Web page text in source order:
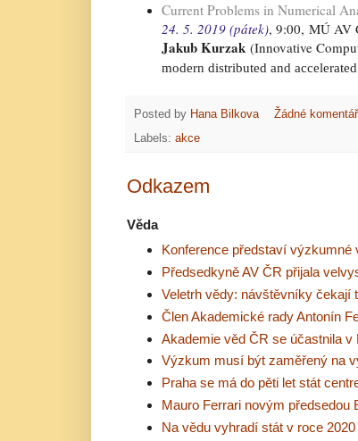
Current Problems in Numerical
24. 5. 2019 (pátek), 9:00, MÚ AV
Jakub Kurzak (Innovative
modern distributed and
Posted by Hana Bilkova
Žádné
Labels: akce
Odkazem
Věda
Konference představí výzkumné
Předsedkyně AV ČR přijala
Veletrh vědy: návštěvníky čekají
Člen Akademické rady Antonín
Akademie věd ČR se účastnila
Výzkum musí být zaměřený na
Praha se má do pěti let stát
Mauro Ferrari novým předsedou
Na vědu vyhradí stát v roce